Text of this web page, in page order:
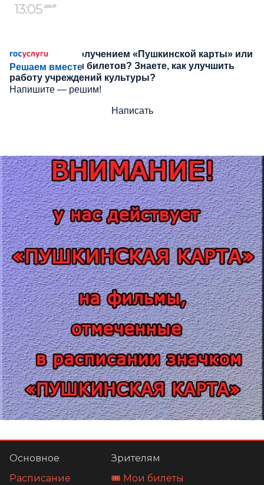
13:05 200 ₽
Решаем вместе
Сложности с получением «Пушкинской карты» или
приобретением билетов? Знаете, как улучшить
работу учреждений культуры?
Напишите — решим!
Написать
Основное
Расписание
Зрителям
🎟️ Мои билеты